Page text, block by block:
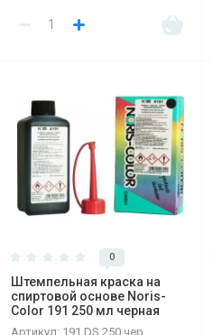
0
Штемпельная краска на
спиртовой основе Noris-
Color 191 250 мл черная
Артикул: 191 DS 250 чер